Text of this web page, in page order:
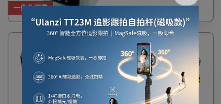
一件免運費
NIPPO NS-2012CD 商用小
型強力A4條狀碎紙機 (
4x35mm) | 每次碎12張紙 |香
港行貨兩年保養
家用輕商 P4級 每次可碎12
張
$648 $698